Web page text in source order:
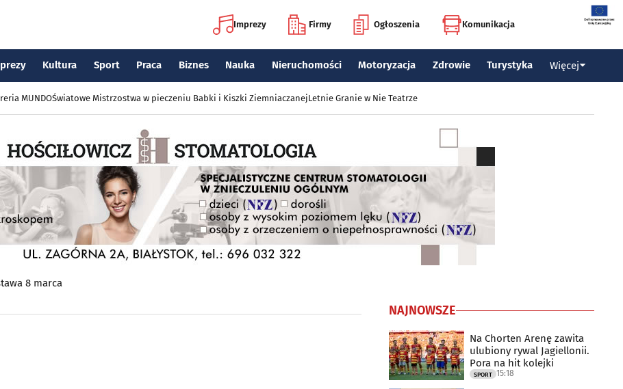
Imprezy Firmy Ogłoszenia Komunikacja
Kultura Sport Praca Biznes Nauka Nieruchomości Motoryzacja Zdrowie Turystyka Więcej
MUNDOŚwiatowe Mistrzostwa w pieczeniu Babki i Kiszki ZiemniaczanejLetnie Granie w Nie Teatrze
8 marca
NAJNOWSZE
Na Chorten Arenę zawita
ulubiony rywal Jagiellonii.
Pora na hit kolejki
SPORT 15:18